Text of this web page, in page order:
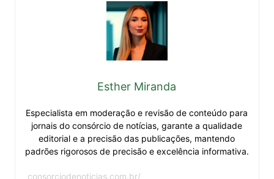
Esther Miranda
Especialista em moderação e revisão de conteúdo para
jornais do consórcio de notícias, garante a qualidade
editorial e a precisão das publicações, mantendo
padrões rigorosos de precisão e excelência informativa.
consorciodenoticias.com.br/